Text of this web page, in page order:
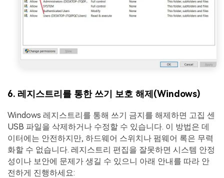
6. 레지스트리를 통한 쓰기 보호 해제(Windows)
Windows 레지스트리를 통해 쓰기 금지를 해제하면 고집 센
USB 파일을 삭제하거나 수정할 수 있습니다. 이 방법은 데
이터에는 안전하지만, 하드웨어 스위치나 펌웨어 록은 무력
화할 수 없습니다. 레지스트리 편집을 잘못하면 시스템 안정
성이나 보안에 문제가 생길 수 있으니 아래 안내를 따라 안
전하게 진행하세요: